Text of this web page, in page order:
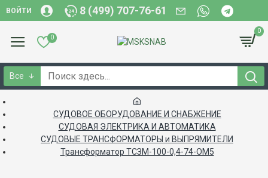
ВОЙТИ 8 (499) 707-76-61
0
0
Все
СУДОВОЕ ОБОРУДОВАНИЕ И СНАБЖЕНИЕ
СУДОВАЯ ЭЛЕКТРИКА И АВТОМАТИКА
СУДОВЫЕ ТРАНСФОРМАТОРЫ и ВЫПРЯМИТЕЛИ
Трансформатор ТСЗМ-100-0,4-74-ОМ5